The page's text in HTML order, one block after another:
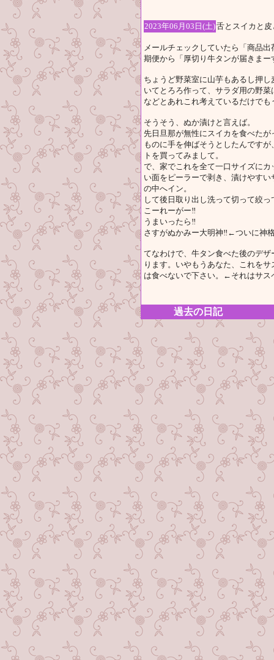
2023年06月03日(土)舌とスイカと皮
メールチェックしていたら「商品
期便から「厚切り牛タンが届きま
ちょうど野菜室に山芋もあるし押
いてとろろ作って、サラダ用の野
などとあれこれ考えているだけで
そうそう、ぬか漬けと言えば。
先日旦那が無性にスイカを食べた
ものに手を伸ばそうとしたんです
トを買ってみまして。
で、家でこれを全て一口サイズに
い面をピーラーで剥き、漬けやす
の中へイン。
して後日取り出し洗って切って絞っ
こーれーがー‼
うまいったら‼
さすがぬかみー大明神‼←ついに神
てなわけで、牛タン食べた後のデ
ります。いやもうあなた、これを
は食べないで下さい。←それはサス
過去の日記